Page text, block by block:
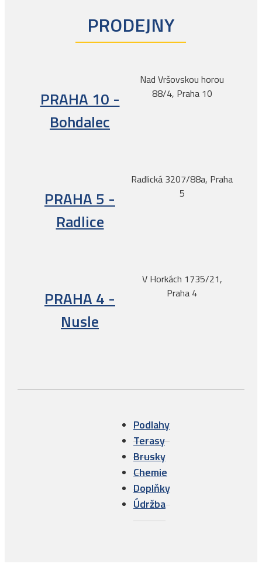
PRODEJNY
PRAHA 10 -
Bohdalec
Nad Vršovskou horou
88/4, Praha 10
PRAHA 5 -
Radlice
Radlická 3207/88a, Praha
5
PRAHA 4 -
Nusle
V Horkách 1735/21,
Praha 4
Podlahy
Terasy
Brusky
Chemie
Doplňky
Údržba